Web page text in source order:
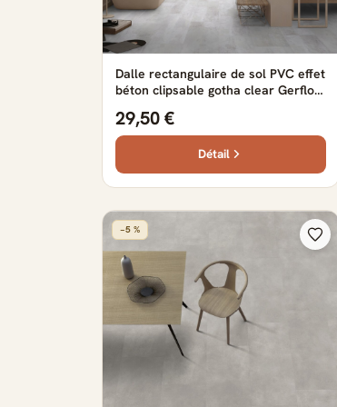
Dalle rectangulaire de sol PVC effet
béton clipsable gotha clear Gerflor
29,50 €
Détail
−5 %